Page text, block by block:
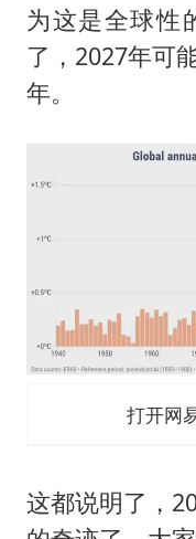
为这是全球性
了，2027年可
年。
打开网
这都说明了，